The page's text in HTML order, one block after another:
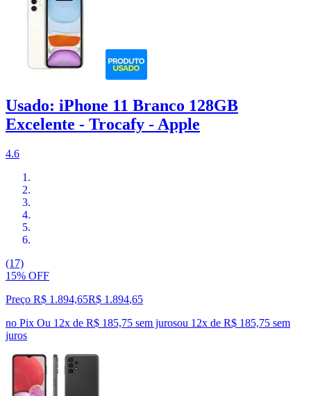
Usado: iPhone 11 Branco 128GB
Excelente - Trocafy - Apple
4.6
(17)
15% OFF
Preço R$ 1.894,65R$ 1.894,65
no Pix Ou 12x de R$ 185,75 sem jurosou 12x de R$ 185,75 sem
juros